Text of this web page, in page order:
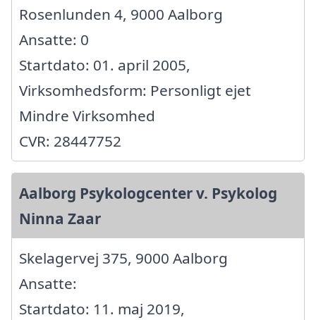
Rosenlunden 4, 9000 Aalborg
Ansatte: 0
Startdato: 01. april 2005,
Virksomhedsform: Personligt ejet
Mindre Virksomhed
CVR: 28447752
Aalborg Psykologcenter v. Psykolog
Ninna Zaar
Skelagervej 375, 9000 Aalborg
Ansatte:
Startdato: 11. maj 2019,